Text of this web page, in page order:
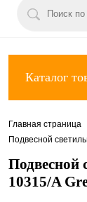
Каталог
Главная страница
Подвесной
Подвесной
10315/A